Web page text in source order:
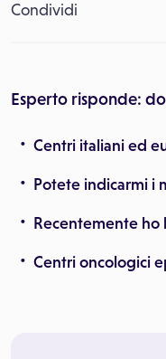
Condividi
Esperto risponde:
Centri italiani ed
Potete indicarmi i
Recentemente
Centri oncologici